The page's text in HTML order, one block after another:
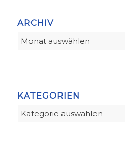
ARCHIV
KATEGORIEN
Kategorien